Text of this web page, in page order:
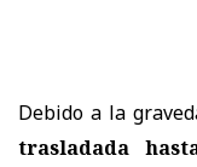
Debido a la
trasladada